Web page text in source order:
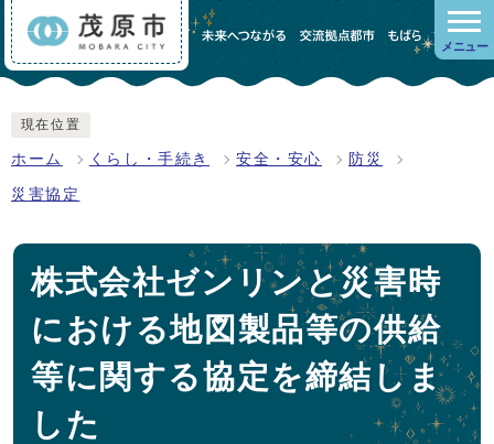
メニュー
現在位置
ホーム くらし・手続き 安全・安心 防災
災害協定
株式会社ゼンリンと災害時
における地図製品等の供給
等に関する協定を締結しま
した